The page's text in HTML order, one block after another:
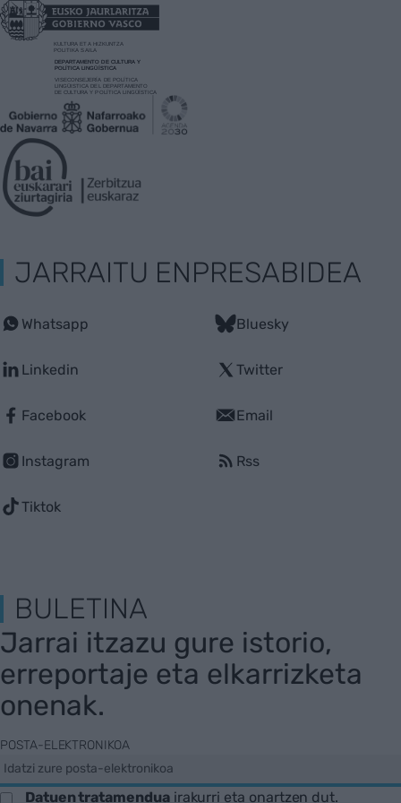
JARRAITU ENPRESABIDEA
Whatsapp
Linkedin
Facebook
Instagram
Tiktok
Bluesky
Twitter
Email
Rss
BULETINA
Jarrai itzazu gure istorio,
erreportaje eta elkarrizketa
onenak.
POSTA-ELEKTRONIKOA
Datuen tratamenduairakurri eta onartzen dut.